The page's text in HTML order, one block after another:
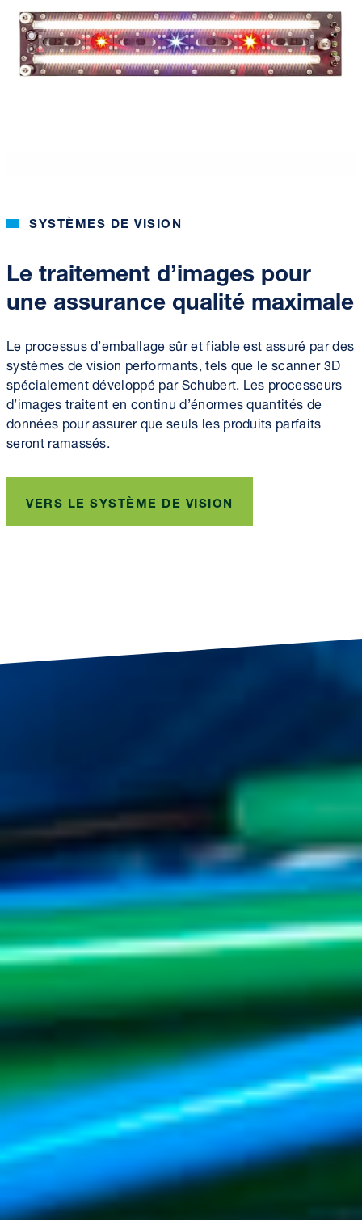
SYSTÈMES DE VISION
Le traitement d’images pour
une assurance qualité maximale
Le processus d’emballage sûr et fiable est assuré par des
systèmes de vision performants, tels que le scanner 3D
spécialement développé par Schubert. Les processeurs
d’images traitent en continu d’énormes quantités de
données pour assurer que seuls les produits parfaits
seront ramassés.
VERS LE SYSTÈME DE VISION